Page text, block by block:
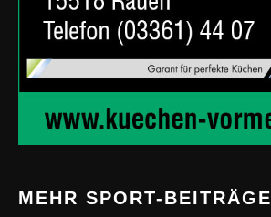
MEHR SPORT-BEITRÄGE